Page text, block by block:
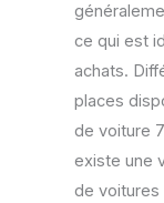
ce qui est
achats.
places
de voiture
existe une
de voitures